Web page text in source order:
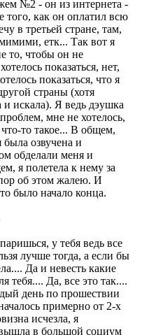
№2 - он из интернета -
того, как он оплатил всю
в третьей стране, там,
етк... Так вот я
то, чтобы он не
показаться, нет,
показаться, что я
страны (хотя
и искала). Я ведь дэушка
мне не хотелось,
то такое... В общем,
озвучена и
обделали меня и
я полетела к нему за
об этом жалею. И
было начало конца.
у тебя ведь все
лучше тогда, а если бы
Да и невесть какие
тебя.... Да, все это так....
день по прошествии
примерно от 2-х
исчезла, я
в большой социум